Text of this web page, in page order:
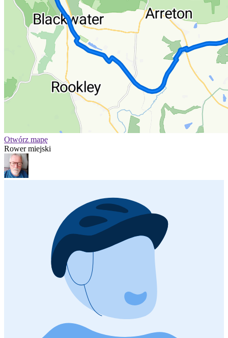
Otwórz mapę
Rower miejski